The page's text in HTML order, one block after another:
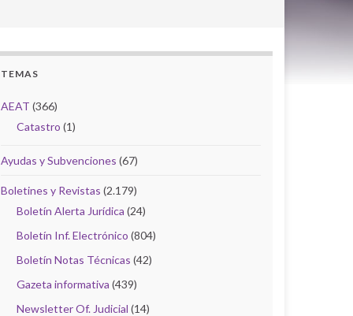
TEMAS
AEAT (366)
Catastro (1)
Ayudas y Subvenciones (67)
Boletines y Revistas (2.179)
Boletín Alerta Jurídica (24)
Boletín Inf. Electrónico (804)
Boletín Notas Técnicas (42)
Gazeta informativa (439)
Newsletter Of. Judicial (14)